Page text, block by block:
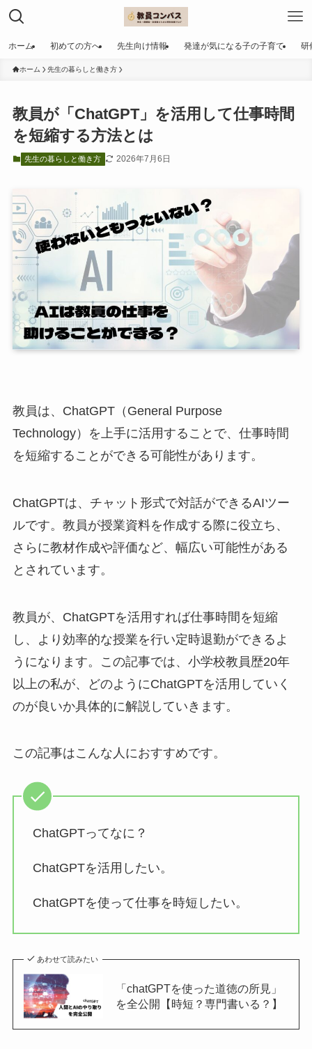
ホーム 初めての方へ 先生向け情報 発達が気になる子の子育て 研
ホーム 先生の暮らしと働き方
教員が「ChatGPT」を活用して仕事時間
を短縮する方法とは
先生の暮らしと働き方 2026年7月6日
教員は、ChatGPT（General Purpose
Technology）を上手に活用することで、仕事時間
を短縮することができる可能性があります。
ChatGPTは、チャット形式で対話ができるAIツー
ルです。教員が授業資料を作成する際に役立ち、
さらに教材作成や評価など、幅広い可能性がある
とされています。
教員が、ChatGPTを活用すれば仕事時間を短縮
し、より効率的な授業を行い定時退勤ができるよ
うになります。この記事では、小学校教員歴20年
以上の私が、どのようにChatGPTを活用していく
のが良いか具体的に解説していきます。
この記事はこんな人におすすめです。
ChatGPTってなに？
ChatGPTを活用したい。
ChatGPTを使って仕事を時短したい。
あわせて読みたい
「chatGPTを使った道徳の所見」
を全公開【時短？専門書いる？】